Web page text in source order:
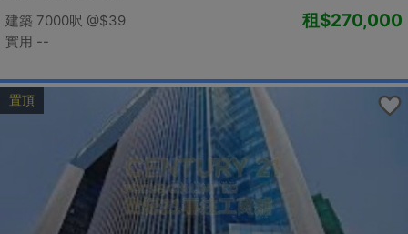
建築 7000呎 @$39
實用 --
租$270,000
置頂